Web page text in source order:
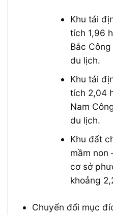
Khu tái
tích 1,96
Bắc
du lịch.
Khu tái
tích 2,04
Nam
du lịch.
Khu đất
mầm non
cơ sở
khoảng
Chuyển đổi mục